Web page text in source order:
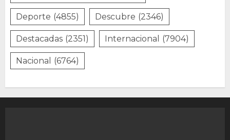
Deporte (4855) Descubre (2346)
Destacadas (2351) Internacional (7904)
Nacional (6764)